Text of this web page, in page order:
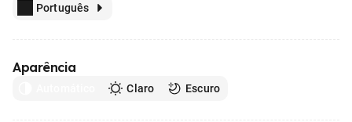
Português
Aparência
Claro Escuro